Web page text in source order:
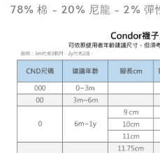
78% 棉 - 20% 尼龍 - 2% 彈